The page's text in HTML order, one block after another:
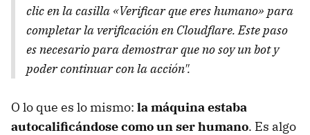
clic en la casilla «Verificar que eres humano» para
completar la verificación en Cloudflare. Este paso
es necesario para demostrar que no soy un bot y
poder continuar con la acción".
O lo que es lo mismo: la máquina estaba
autocalificándose como un ser humano. Es algo